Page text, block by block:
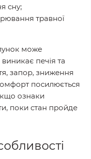
сну;
травної
може
печія та
запор, зниження
посилюється
ознаки
поки стан пройде